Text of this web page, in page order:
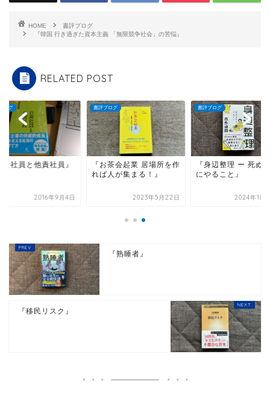
HOME
書評ブログ
『韓国 行き過ぎた資本主義 「無限競争社会」の苦悩』
RELATED POST
ログ
責社員と他責社員』
2016年9月4日
書評ブログ
『お茶会起業 居場所を作
れば人が集まる！』
2023年5月22日
書評ブログ
『身辺整理 ー 死ぬ
にやること』
2024年10
『熟睡者』
『移民リスク』